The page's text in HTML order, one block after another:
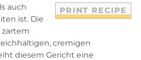
PRINT RECIPE
auch
ist. Die
zartem
cremigen
diesem Gericht eine